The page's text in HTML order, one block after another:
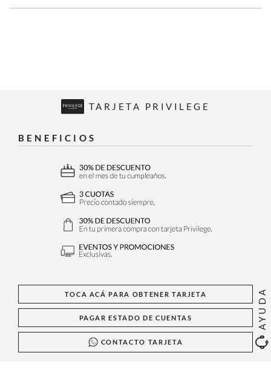
AYUDA
TARJETA PRIVILEGE
BENEFICIOS
TOCA ACÁ PARA OBTENER TARJETA
PAGAR ESTADO DE CUENTAS
CONTACTO TARJETA